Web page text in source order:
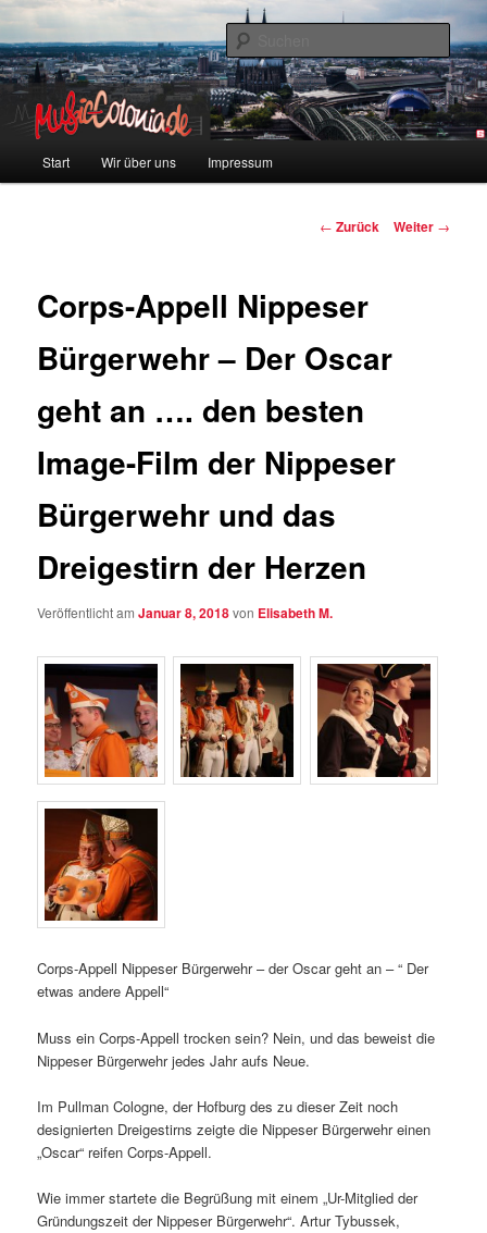
Zum
wechseln
music-colonia
Colonia und Musik!
Start Wir über uns Impressum
Beitragsnavigation
← Zurück Weiter →
Corps-Appell Nippeser
Bürgerwehr – Der Oscar
geht an …. den besten
Image-Film der Nippeser
Bürgerwehr und das
Dreigestirn der Herzen
Veröffentlicht amJanuar 8, 2018von Elisabeth M.
Corps-Appell Nippeser Bürgerwehr – der Oscar geht an – “ Der
etwas andere Appell“
Muss ein Corps-Appell trocken sein? Nein, und das beweist die
Nippeser Bürgerwehr jedes Jahr aufs Neue.
Im Pullman Cologne, der Hofburg des zu dieser Zeit noch
designierten Dreigestirns zeigte die Nippeser Bürgerwehr einen
„Oscar“ reifen Corps-Appell.
Wie immer startete die Begrüßung mit einem „Ur-Mitglied der
Gründungszeit der Nippeser Bürgerwehr“. Artur Tybussek,